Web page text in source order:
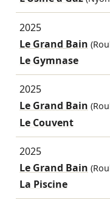
2025
Le Grand Bain
Le Gymnase
2025
Le Grand Bain
Le Couvent
2025
Le Grand Bain
La Piscine